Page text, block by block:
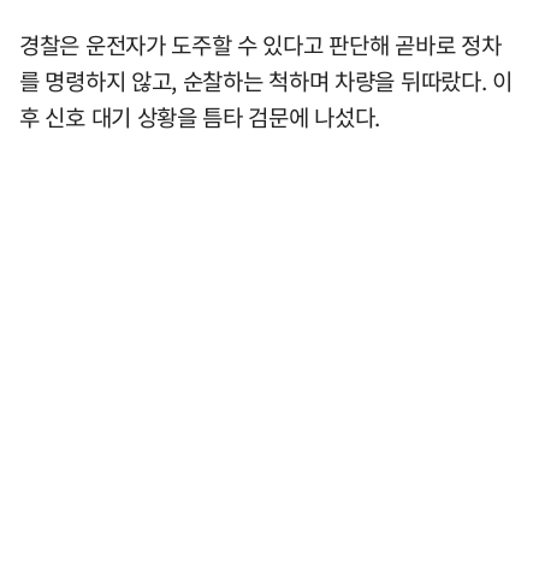
경찰은 운전자가 도주할 수 있다고 판단해 곧바로 정차
를 명령하지 않고, 순찰하는 척하며 차량을 뒤따랐다. 이
후 신호 대기 상황을 틈타 검문에 나섰다.